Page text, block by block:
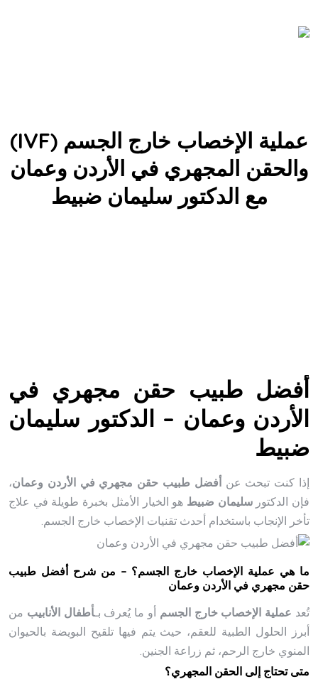
عملية الإخصاب خارج الجسم (IVF)
والحقن المجهري في الأردن وعمان
مع الدكتور سليمان ضبيط
أفضل طبيب حقن مجهري في
الأردن وعمان – الدكتور سليمان
ضبيط
إذا كنت تبحث عن أفضل طبيب حقن مجهري في الأردن وعمان،
فإن الدكتورسليمان ضبيط هو الخيار الأمثل بخبرة طويلة في علاج
تأخر الإنجاب باستخدام أحدث تقنيات الإخصاب خارج الجسم.
ما هي عملية الإخصاب خارج الجسم؟ – من شرح أفضل طبيب
حقن مجهري في الأردن وعمان
تُعد عملية الإخصاب خارج الجسم أو ما يُعرف بـأطفال الأنابيب من
أبرز الحلول الطبية للعقم، حيث يتم فيها تلقيح البويضة بالحيوان
المنوي خارج الرحم، ثم زراعة الجنين.
متى تحتاج إلى الحقن المجهري؟